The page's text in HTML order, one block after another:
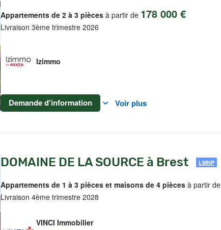
Appartements de 2 à 3 pièces à partir de 178 000 €
Livraison 3ème trimestre 2026
Izimmo
Demande d'information Voir plus
DOMAINE DE LA SOURCE à Brest LMNP
Appartements de 1 à 3 pièces et maisons de 4 pièces à partir de
Livraison 4ème trimestre 2028
VINCI Immobilier